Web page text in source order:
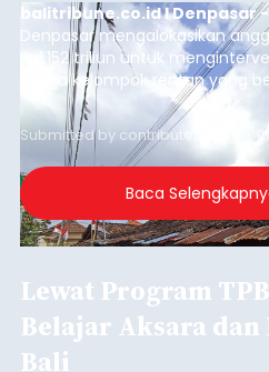
balitribune.co.id I Denpasar -
Denpasar mengalokasikan
Rp1,152 triliun untuk
warga kelompok rentan yang
garis kemiskinan. Langkah
guna menjaga masyarakat
kelompok desil 5 dan 6 tersebut
merosot ke kategori miskin.
Submitted by contributor Thu,
Baca
Lewat Program
Belajar Aksara dan
Bali